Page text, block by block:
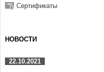
Сертификаты
НОВОСТИ
22.10.2021